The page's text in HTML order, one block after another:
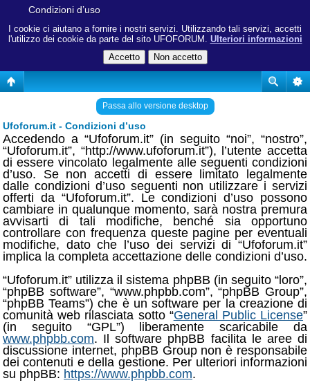
I cookie ci aiutano a fornire i nostri servizi. Utilizzando tali servizi, accetti
l'utilizzo dei cookie da parte del sito UFOFORUM. Ulteriori informazioni
Condizioni d’uso
Passa allo versione desktop
Ufoforum.it - Condizioni d’uso
Accedendo a “Ufoforum.it” (in seguito “noi”, “nostro”,
“Ufoforum.it”, “http://www.ufoforum.it”), l’utente accetta
di essere vincolato legalmente alle seguenti condizioni
d’uso. Se non accetti di essere limitato legalmente
dalle condizioni d’uso seguenti non utilizzare i servizi
offerti da “Ufoforum.it”. Le condizioni d’uso possono
cambiare in qualunque momento, sarà nostra premura
avvisarti di tali modifiche, benché sia opportuno
controllare con frequenza queste pagine per eventuali
modifiche, dato che l’uso dei servizi di “Ufoforum.it”
implica la completa accettazione delle condizioni d’uso.
“Ufoforum.it” utilizza il sistema phpBB (in seguito “loro”,
“phpBB software”, “www.phpbb.com”, “phpBB Group”,
“phpBB Teams”) che è un software per la creazione di
comunità web rilasciata sotto “General Public License”
(in seguito “GPL”) liberamente scaricabile da
www.phpbb.com. Il software phpBB facilita le aree di
discussione internet, phpBB Group non è responsabile
dei contenuti e della gestione. Per ulteriori informazioni
su phpBB: https://www.phpbb.com.